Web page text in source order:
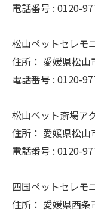
電話番号 : 0120-
松山ペットセレモ
住所： 愛媛県松
電話番号 : 0120-
松山ペット斎場ア
住所： 愛媛県松
電話番号 : 0120-
四国ペットセレモ
住所： 愛媛県西条